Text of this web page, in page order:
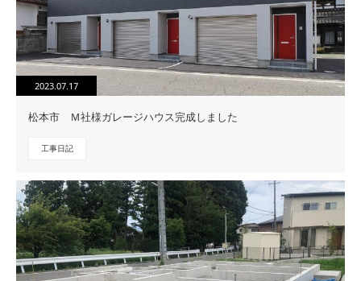
2023.07.17
松本市 Ｍ社様ガレージハウス完成しました
工事日記